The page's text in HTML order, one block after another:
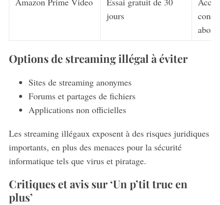
jours
Options de streaming illégal à éviter
Sites de streaming anonymes
Forums et partages de fichiers
Applications non officielles
Les streaming illégaux exposent à des risques juridiques
importants, en plus des menaces pour la sécurité
informatique tels que virus et piratage.
Critiques et avis sur ‘Un p’tit truc en
plus’